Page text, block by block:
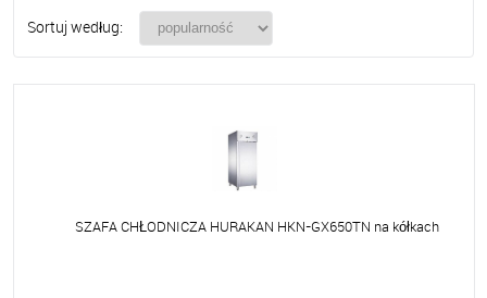
Sortuj według:
SZAFA CHŁODNICZA HURAKAN HKN-GX650TN na kółkach